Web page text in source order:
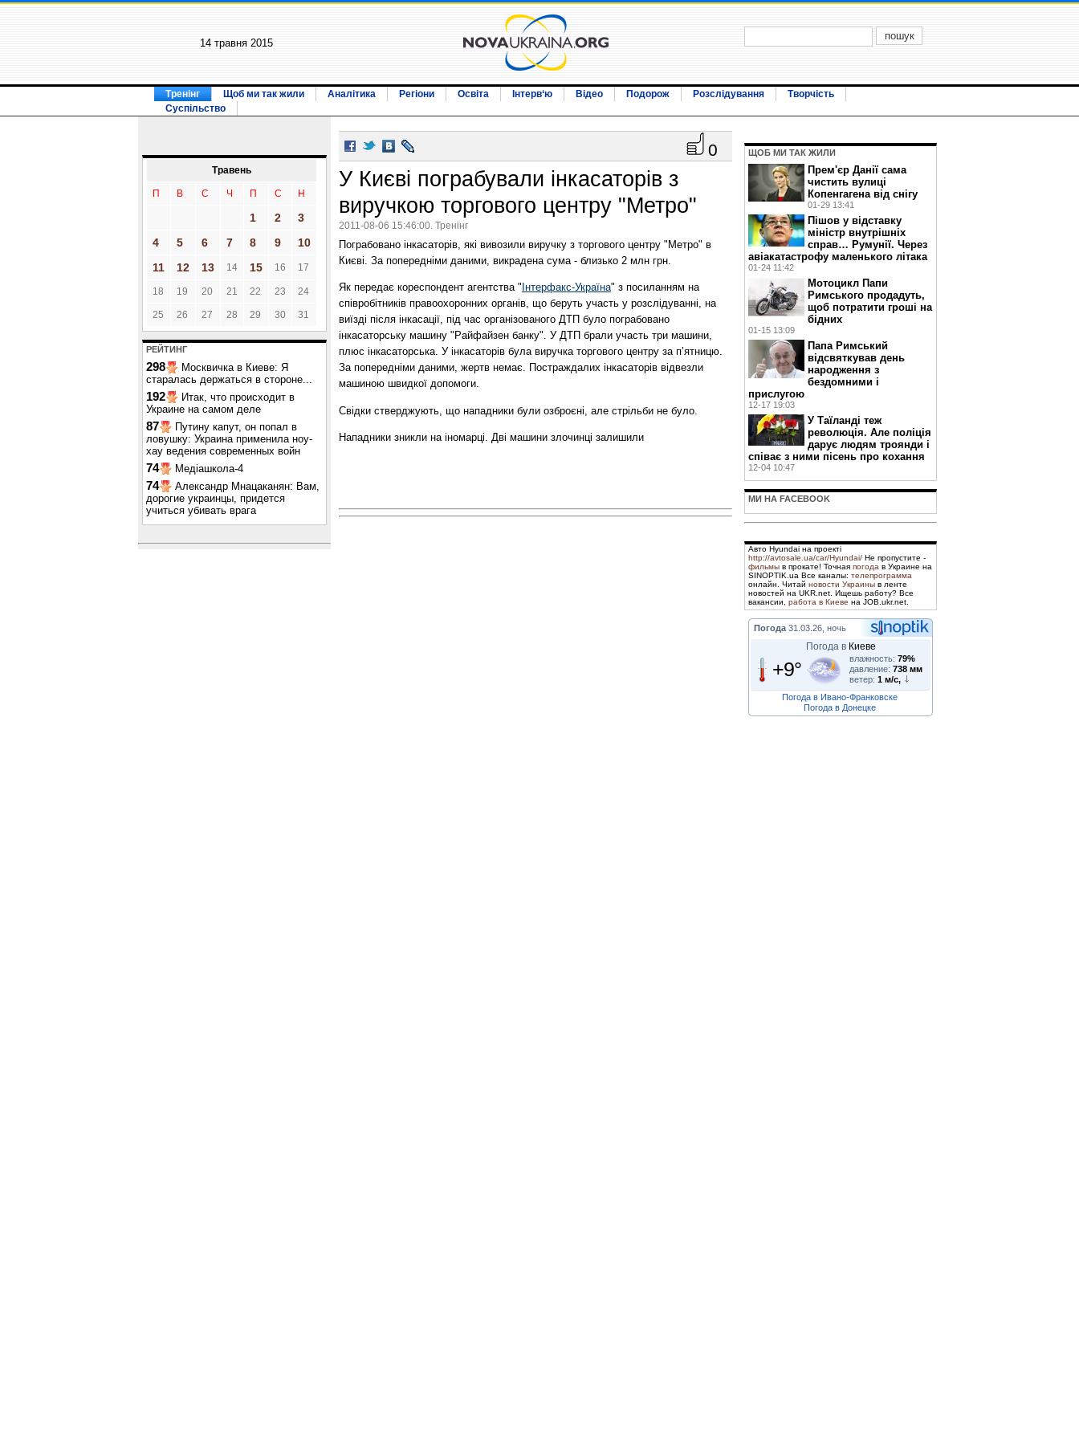
14 травня 2015
Тренінг Щоб ми так жили Аналітика Регіони Освіта Інтерв‘ю Відео Подорож Розслідування
Творчість
Суспільство
Травень
П В С Ч П С Н
1 2
3
4
5 6 7 8 9
10
11
12 13 14 15 16 17
18 19 20 21 22 23 24
25 26 27 28 29 30 31
РЕЙТИНГ
298
Москвичка в Киеве: Я
старалась держаться в стороне...
192
Итак, что происходит в
Украине на самом деле
87
Путину капут, он попал в
ловушку: Украина применила ноу-
хау ведения современных войн
74 Медіашкола-4
74
Александр Мнацаканян: Вам,
дорогие украинцы, придется
учиться убивать врага
0
У Києві пограбували інкасаторів з
виручкою торгового центру "Метро"
2011-08-06 15:46:00. Тренінг
Пограбовано інкасаторів, які вивозили виручку з торгового центру "Метро" в
Києві. За попередніми даними, викрадена сума - близько 2 млн грн.
Як передає кореспондент агентства " Інтерфакс-Україна" з посиланням на
співробітників правоохоронних органів, що беруть участь у розслідуванні, на
виїзді після інкасації, під час організованого ДТП було пограбовано
інкасаторську машину "Райфайзен банку". У ДТП брали участь три машини,
плюс інкасаторська. У інкасаторів була виручка торгового центру за п’ятницю.
За попередніми даними, жертв немає. Постраждалих інкасаторів відвезли
машиною швидкої допомоги.
Свідки стверджують, що нападники були озброєні, але стрільби не було.
Нападники зникли на іномарці. Дві машини злочинці залишили
ЩОБ МИ ТАК ЖИЛИ
Прем'єр Данії сама
чистить вулиці
Копенгагена від снігу
01-29 13:41
Пішов у відставку
міністр внутрішніх
справ… Румунії. Через
авіакатастрофу маленького літака
01-24 11:42
Мотоцикл Папи
Римського продадуть,
щоб потратити гроші на
бідних
01-15 13:09
Папа Римський
відсвяткував день
народження з
бездомними і
прислугою
12-17 19:03
У Таїланді теж
революція. Але поліція
дарує людям троянди і
співає з ними пісень про кохання
12-04 10:47
МИ НА FACEBOOK
Авто Hyundai на проекті
http://avtosale.ua/car/Hyundai/ Не пропустите -
фильмы в прокате! Точная погода в Украине на
SINOPTIK.ua Все каналы: телепрограмма
онлайн. Читай новости Украины в ленте
новостей на UKR.net. Ищешь работу? Все
вакансии, работа в Киеве на JOB.ukr.net.
Погода 31.03.26, ночь
Погода в Киеве
+9° влажность: 79%
давление: 738 мм
ветер: 1 м/с,
Погода в Ивано-Франковске
Погода в Донецке